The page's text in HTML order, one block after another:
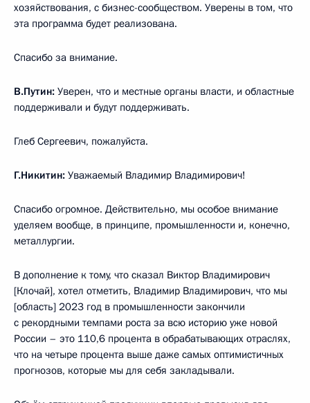
хозяйствования, с бизнес-сообществом. Уверены в том, что
эта программа будет реализована.
Спасибо за внимание.
В.Путин: Уверен, что и местные органы власти, и областные
поддерживали и будут поддерживать.
Глеб Сергеевич, пожалуйста.
Г.Никитин: Уважаемый Владимир Владимирович!
Спасибо огромное. Действительно, мы особое внимание
уделяем вообще, в принципе, промышленности и, конечно,
металлургии.
В дополнение к тому, что сказал Виктор Владимирович
[Клочай], хотел отметить, Владимир Владимирович, что мы
[область] 2023 год в промышленности закончили
с рекордными темпами роста за всю историю уже новой
России – это 110,6 процента в обрабатывающих отраслях,
что на четыре процента выше даже самых оптимистичных
прогнозов, которые мы для себя закладывали.